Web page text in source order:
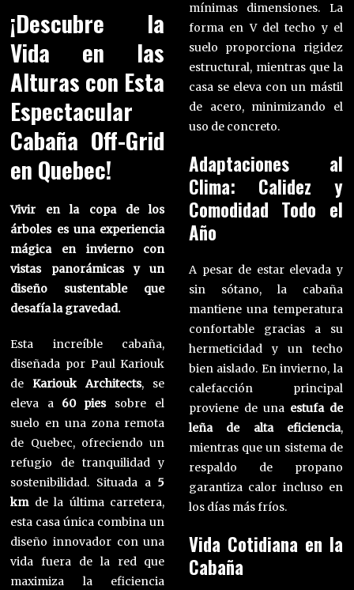
¡Descubre la
Vida en las
Alturas con Esta
Espectacular
Cabaña Off-Grid
en Quebec!
Vivir en la copa de los
árboles es una experiencia
mágica en invierno con
vistas panorámicas y un
diseño sustentable que
desafía la gravedad.
Esta increíble cabaña,
diseñada por Paul Kariouk
deKariouk Architects, se
eleva a 60 piessobre el
suelo en una zona remota
de Quebec, ofreciendo un
refugio de tranquilidad y
sostenibilidad. Situada a 5
kmde la última carretera,
esta casa única combina un
diseño innovador con una
vida fuera de la red que
maximiza la eficiencia
mínimas dimensiones. La
forma en V del techo y el
suelo proporciona rigidez
estructural, mientras que la
casa se eleva con un mástil
de acero, minimizando el
uso de concreto.
Adaptaciones al
Clima: Calidez y
Comodidad Todo el
Año
A pesar de estar elevada y
sin sótano, la cabaña
mantiene una temperatura
confortable gracias a su
hermeticidad y un techo
bien aislado. En invierno, la
calefacción principal
proviene de una estufa de
leña de alta eficiencia,
mientras que un sistema de
respaldo de propano
garantiza calor incluso en
los días más fríos.
Vida Cotidiana en la
Cabaña